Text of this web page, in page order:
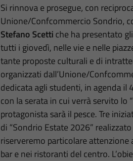
Si rinnova e prosegue, con
Unione/Confcommercio Sondrio,
Stefano Scetti che ha presentato
tutti i giovedì, nelle vie e nelle
tante proposte culturali e di
organizzati dall’Unione/
dedicata agli studenti, in agenda il
con la serata in cui verrà servito lo
protagonista sarà il pesce. Tre
di “Sondrio Estate 2026”
riserveremo particolare attenzione
bar e nei ristoranti del centro.